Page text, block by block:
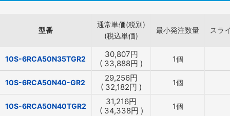
型番
通常単価(税別)
(税込単価)
最小発注数量 スラ
10S-6RCA50N35TGR2 30,807円
( 33,888円 ) 1個
10S-6RCA50N40-GR2 29,256円
( 32,182円 ) 1個
10S-6RCA50N40TGR2 31,216円
( 34,338円 ) 1個